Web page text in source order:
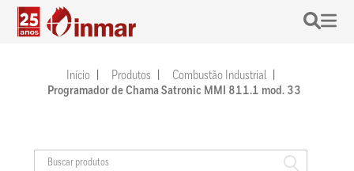
Início Produtos
Combustão Industrial
Programador de Chama Satronic MMI 811.1 mod. 33